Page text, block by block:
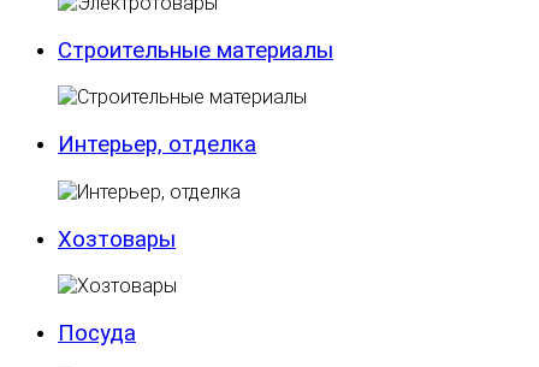
Строительные материалы
Интерьер, отделка
Хозтовары
Посуда